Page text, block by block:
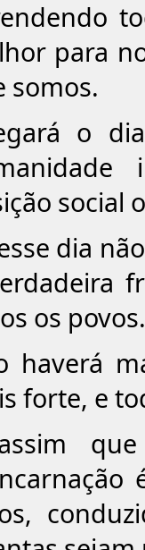
para
somos.
o
social
dia
os povos.
haverá
forte, e